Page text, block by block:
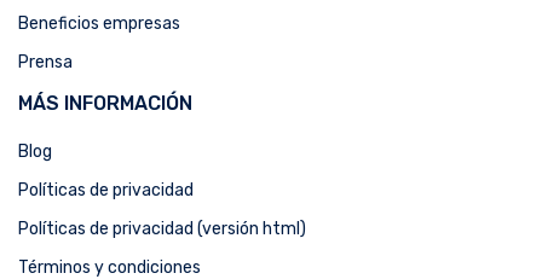
Beneficios empresas
Prensa
MÁS INFORMACIÓN
Blog
Políticas de privacidad
Políticas de privacidad (versión html)
Términos y condiciones